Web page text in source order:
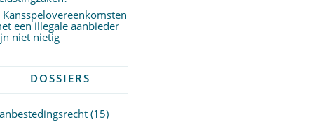
Kansspelovereenkomsten
een illegale aanbieder
niet nietig
DOSSIERS
(15)